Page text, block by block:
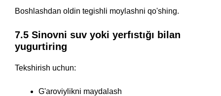
Boshlashdan oldin tegishli moylashni qo'shing.
7.5 Sinovni suv yoki yerfıstığı bilan
yugurtiring
Tekshirish uchun:
G'aroviylikni maydalash